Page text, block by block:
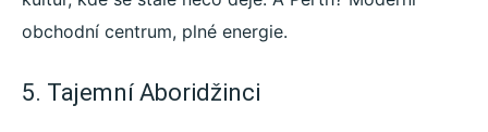
obchodní centrum, plné energie.
5. Tajemní Aboridžinci